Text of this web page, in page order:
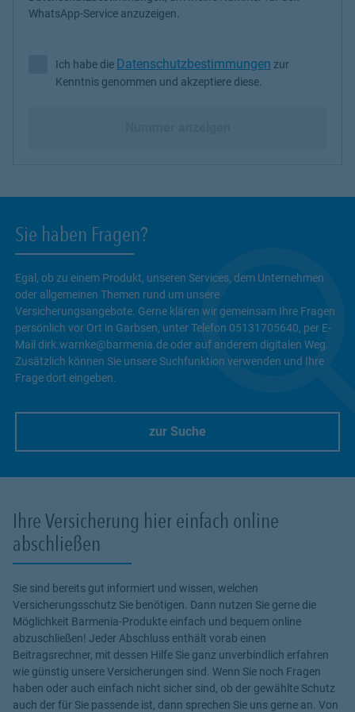
WhatsApp-Service anzuzeigen.
Ich habe die Datenschutzbestimmungen zur Kenntnis
Ich habe die Datenschutzbestimmungen zur
Kenntnis genommen und akzeptiere diese.
Sie haben Fragen?
Egal, ob zu einem Produkt, unseren Services, dem Unternehmen
oder allgemeinen Themen rund um unsere
Versicherungsangebote. Gerne klären wir gemeinsam Ihre Fragen
persönlich vor Ort in Garbsen, unter Telefon 05131705640, per E-
Mail dirk.warnke@barmenia.de oder auf anderem digitalen Weg.
Zusätzlich können Sie unsere Suchfunktion verwenden und Ihre
Frage dort eingeben.
zur Suche
Ihre Versicherung hier einfach online
abschließen
Sie sind bereits gut informiert und wissen, welchen
Versicherungsschutz Sie benötigen. Dann nutzen Sie gerne die
Möglichkeit Barmenia-Produkte einfach und bequem online
abzuschließen! Jeder Abschluss enthält vorab einen
Beitragsrechner, mit dessen Hilfe Sie ganz unverbindlich erfahren
wie günstig unsere Versicherungen sind. Wenn Sie noch Fragen
haben oder auch einfach nicht sicher sind, ob der gewählte Schutz
auch der für Sie passende ist, dann sprechen Sie uns gerne an. Von